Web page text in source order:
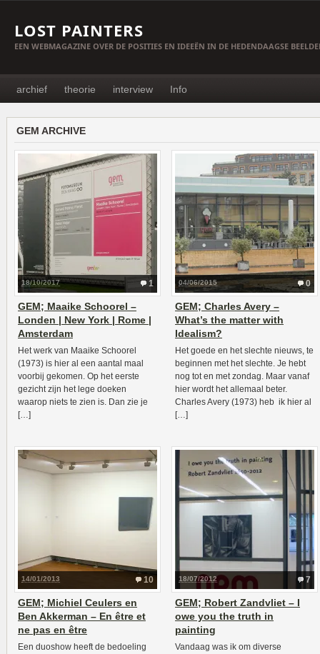
LOST PAINTERS
EEN WEBMAGAZINE OVER DE POSITIES EN IDEEËN IN DE HEDENDAAGSE
archief theorie interview Info
GEM ARCHIVE
1
18/10/2017
GEM; Maaike Schoorel –
Londen | New York | Rome |
Amsterdam
Het werk van Maaike Schoorel
(1973) is hier al een aantal maal
voorbij gekomen. Op het eerste
gezicht zijn het lege doeken
waarop niets te zien is. Dan zie je
[…]
0
04/06/2015
GEM; Charles Avery –
What’s the matter with
Idealism?
Het goede en het slechte nieuws, te
beginnen met het slechte. Je hebt
nog tot en met zondag. Maar vanaf
hier wordt het allemaal beter.
Charles Avery (1973) heb ik hier al
[…]
10
14/01/2013
GEM; Michiel Ceulers en
Ben Akkerman – En être et
ne pas en être
Een duoshow heeft de bedoeling
7
18/07/2012
GEM; Robert Zandvliet – I
owe you the truth in
painting
Vandaag was ik om diverse